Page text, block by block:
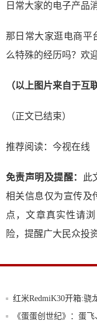
日常大家的电子产品
那日常大家逛电商平
么特殊的经历吗？欢
（以上图片来自于互
（正文已结束）
推荐阅读： 今视在线
免责声明及提醒：
此
相关信息仅为宣传及
点，文章真实性请
险，提醒广大民众投
红米RedmiK30开箱:骁
《蛋蛋创世纪》：蛋